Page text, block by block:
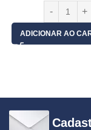
ADICIONAR AO